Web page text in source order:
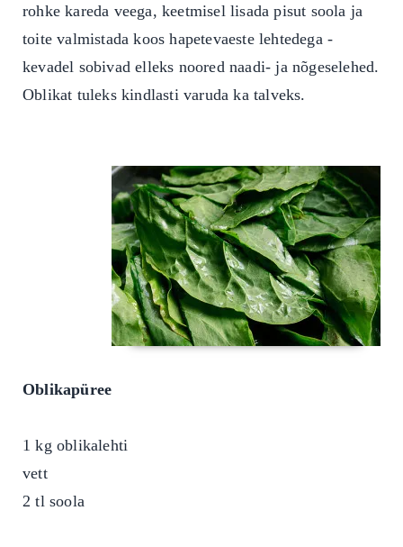
rohke kareda veega, keetmisel lisada pisut soola ja
toite valmistada koos hapetevaeste lehtedega -
kevadel sobivad elleks noored naadi- ja nõgeselehed.
Oblikat tuleks kindlasti varuda ka talveks.
Oblikapüree
1 kg oblikalehti
vett
2 tl soola